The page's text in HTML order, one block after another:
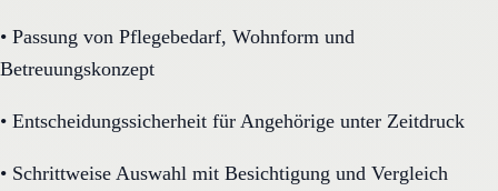
• Passung von Pflegebedarf, Wohnform und
Betreuungskonzept
• Entscheidungssicherheit für Angehörige unter Zeitdruck
• Schrittweise Auswahl mit Besichtigung und Vergleich